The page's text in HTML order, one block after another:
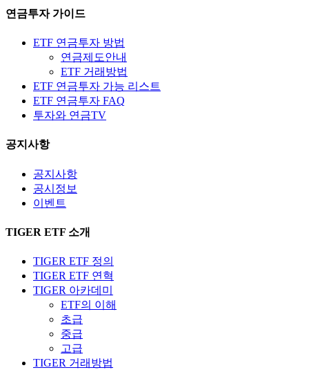
연금투자 가이드
ETF 연금투자 방법
연금제도안내
ETF 거래방법
ETF 연금투자 가능 리스트
ETF 연금투자 FAQ
투자와 연금TV
공지사항
공지사항
공시정보
이벤트
TIGER ETF 소개
TIGER ETF 정의
TIGER ETF 연혁
TIGER 아카데미
ETF의 이해
초급
중급
고급
TIGER 거래방법